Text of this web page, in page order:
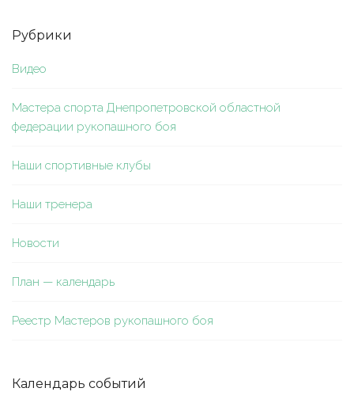
Рубрики
Видео
Мастера спорта Днепропетровской областной
федерации рукопашного боя
Наши спортивные клубы
Наши тренера
Новости
План — календарь
Реестр Мастеров рукопашного боя
Календарь событий